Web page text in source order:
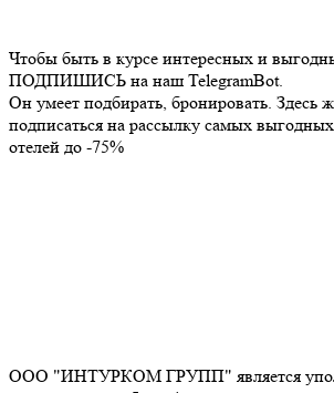
Чтобы быть в курсе интересных и
ПОДПИШИСЬ на наш TelegramBot.
Он умеет подбирать, бронировать. Здесь
подписаться на рассылку самых
отелей до -75%
ООО "ИНТУРКОМ ГРУПП" является